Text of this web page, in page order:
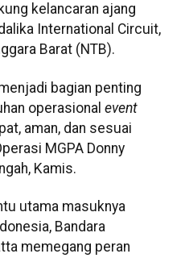
kelancaran ajang
International Circuit,
Barat (NTB).
bagian penting
operasional event
aman, dan sesuai
MGPA Donny
Kamis.
utama masuknya
Bandara
memegang peran